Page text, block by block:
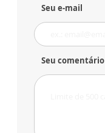
Seu e-mail
Seu comentário